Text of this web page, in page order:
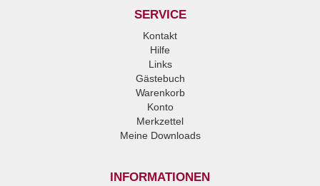
SERVICE
Kontakt
Hilfe
Links
Gästebuch
Warenkorb
Konto
Merkzettel
Meine Downloads
INFORMATIONEN